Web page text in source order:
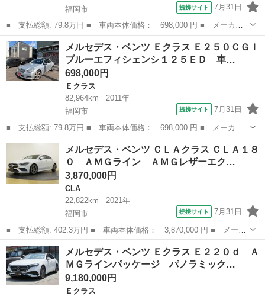
福岡市
提携サイト 7月31日
■ 支払総額: 79.8万円 ■ 車両本体価格： 698,000 円 ■ メーカー
名： メルセデス・ベンツ ■ 車種名： Ｅクラス ■ グレード
名： Ｅ２５０ＣＧＩブルーエフィシェンシ１２５ＥＤ 車検整備２
年 車両保証 ワ...
福岡 福岡市 Ｅクラス
メルセデス・ベンツ Ｅクラス Ｅ２５０ＣＧＩ
ブルーエフィシェンシ１２５ＥＤ 車…
698,000円
Ｅクラス
82,964km
2011年
福岡市
提携サイト 7月31日
■ 支払総額: 79.8万円 ■ 車両本体価格： 698,000 円 ■ メーカー
名： メルセデス・ベンツ ■ 車種名： Ｅクラス ■ グレード
名： Ｅ２５０ＣＧＩブルーエフィシェンシ１２５ＥＤ 車検整備２
年 車両保証 ワ...
福岡 福岡市 Ｅクラス
メルセデス・ベンツ ＣＬＡクラス ＣＬＡ１８
０ ＡＭＧライン ＡＭＧレザーエク…
3,870,000円
CLA
22,822km
2021年
福岡市
提携サイト 7月31日
■ 支払総額: 402.3万円 ■ 車両本体価格： 3,870,000 円 ■ メーカ
ー名： メルセデス・ベンツ ■ 車種名： ＣＬＡクラス ■ グレー
ド名： ＣＬＡ１８０ ＡＭＧライン ＡＭＧレザーエクスクルーシ
ブパッ ...
福岡 福岡市
メルセデス・ベンツ Ｅクラス Ｅ２２０ｄ Ａ
ＭＧラインパッケージ パノラミック…
9,180,000円
Ｅクラス